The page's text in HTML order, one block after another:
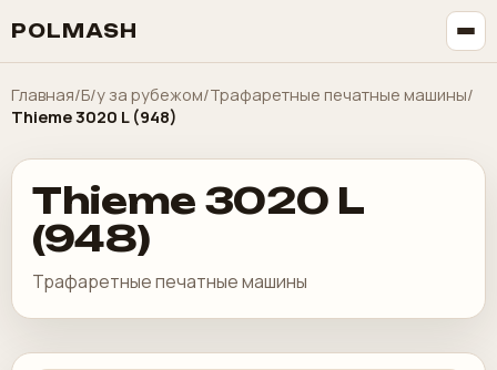
POLMASH
Главная/Б/у за рубежом/Трафаретные печатные машины/
Thieme 3020 L (948)
Thieme 3020 L
(948)
Трафаретные печатные машины